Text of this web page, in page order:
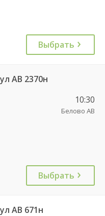
Выбрать
АВ 2370н
10:30
Белово АВ
Выбрать
АВ 671н